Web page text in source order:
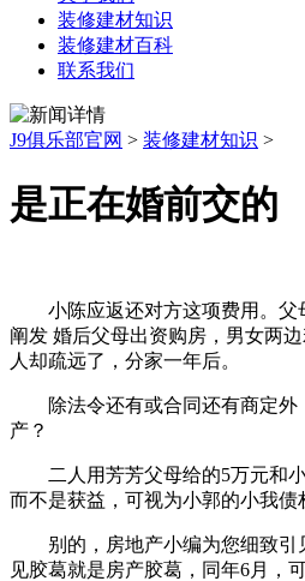
装修建材知识
装修建材百科
联系我们
J9俱乐部官网 > 装修建材知识 >
是正在婚前交的
小陈应返还对方这项费用。父母
阐发 婚后父母出资购房，男女两
人却疏远了，分家一年后。
除法令还有或合同还有商定外，
产？
二人用芳芳父母给的5万元和小
而不是获益，可视为小郭的小我债
别的，房地产小编为您细致引见
见胶葛就是房产胶葛，同年6月，